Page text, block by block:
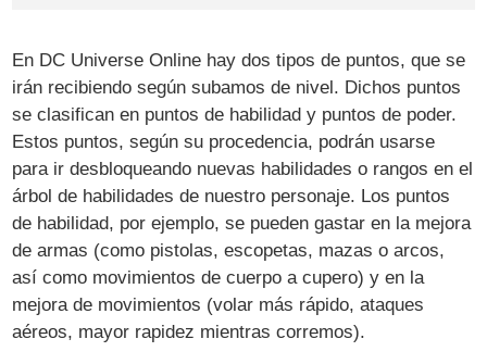
En DC Universe Online hay dos tipos de puntos, que se
irán recibiendo según subamos de nivel. Dichos puntos
se clasifican en puntos de habilidad y puntos de poder.
Estos puntos, según su procedencia, podrán usarse
para ir desbloqueando nuevas habilidades o rangos en el
árbol de habilidades de nuestro personaje. Los puntos
de habilidad, por ejemplo, se pueden gastar en la mejora
de armas (como pistolas, escopetas, mazas o arcos,
así como movimientos de cuerpo a cupero) y en la
mejora de movimientos (volar más rápido, ataques
aéreos, mayor rapidez mientras corremos).